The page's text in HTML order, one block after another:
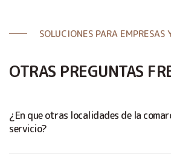
SOLUCIONES PARA EMPRESAS
OTRAS PREGUNTAS
¿En que otras localidades de la
servicio?